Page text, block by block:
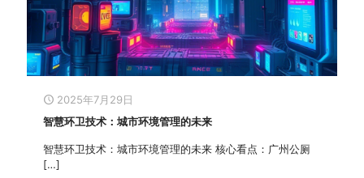
2025年7月29日
智慧环卫技术：城市环境管理的未来
智慧环卫技术：城市环境管理的未来 核心看点：广州公厕
[…]